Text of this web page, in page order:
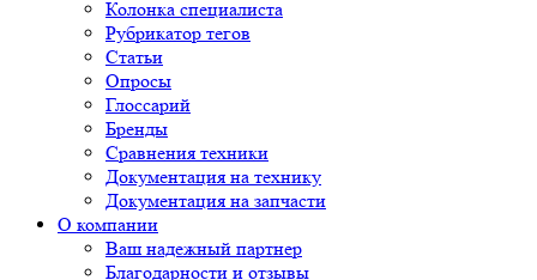
Колонка специалиста
Рубрикатор тегов
Статьи
Опросы
Глоссарий
Бренды
Сравнения техники
Документация на технику
Документация на запчасти
О компании
Ваш надежный партнер
Благодарности и отзывы